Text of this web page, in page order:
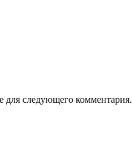
для следующего комментария.